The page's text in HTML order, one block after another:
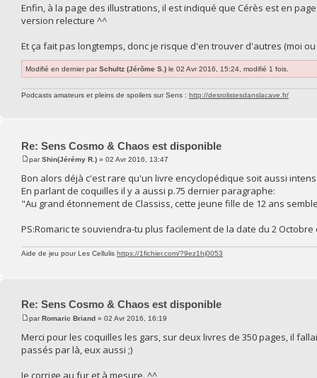
Enfin, à la page des illustrations, il est indiqué que Cérès est en
version relecture ^^
Et ça fait pas longtemps, donc je risque d'en trouver d'autres (moi
Modifié en dernier parSchultz (Jérôme S.) le 02 Avr 2016, 15:24, modifié 1 fois.
Podcasts amateurs et pleins de spoilers sur Sens : http://desrolistesdanslacave.fr/
Re: Sens Cosmo & Chaos est disponible
parShin(Jérémy R.) » 02 Avr 2016, 13:47
Bon alors déjà c'est rare qu'un livre encyclopédique soit aussi
En parlant de coquilles il y a aussi p.75 dernier paragraphe:
"Au grand étonnement de Classiss, cette jeune fille de 12 ans
PS:Romaric te souviendra-tu plus facilement de la date du 2 Octobre
Aide de jeu pour Les Cellulis https://1fichier.com/?9ez1hj0053
Re: Sens Cosmo & Chaos est disponible
parRomaric Briand » 02 Avr 2016, 16:19
Merci pour les coquilles les gars, sur deux livres de 350 pages, il
passés par là, eux aussi ;)
Je corrige au fur et à mesure. ^^